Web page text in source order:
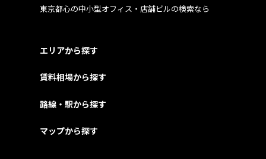
東京都心の中小型オフィス・店舗ビルの検索なら
エリアから探す
賃料相場から探す
路線・駅から探す
マップから探す